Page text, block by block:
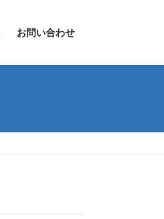
お問い合わせ